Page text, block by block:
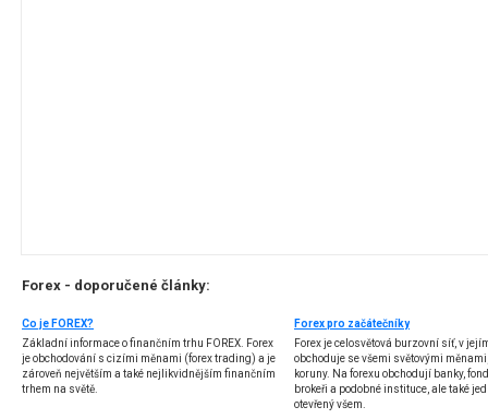
Forex - doporučené články:
Co je FOREX?
Základní informace o finančním trhu FOREX. Forex
je obchodování s cizími měnami (forex trading) a je
zároveň největším a také nejlikvidnějším finančním
trhem na světě.
Forex pro začátečníky
Forex je celosvětová burzovní síť, v
obchoduje se všemi světovými
koruny. Na forexu obchodují banky,
brokeři a podobné instituce, ale také
otevřený všem.